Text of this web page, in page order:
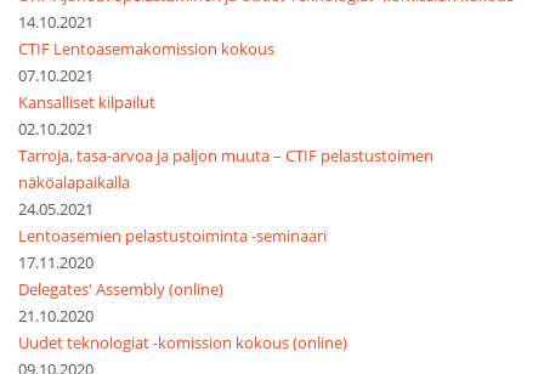
14.10.2021
CTIF Lentoasemakomission kokous
07.10.2021
Kansalliset kilpailut
02.10.2021
Tarroja, tasa-arvoa ja paljon muuta – CTIF pelastustoimen
näköalapaikalla
24.05.2021
Lentoasemien pelastustoiminta -seminaari
17.11.2020
Delegates' Assembly (online)
21.10.2020
Uudet teknologiat -komission kokous (online)
09.10.2020